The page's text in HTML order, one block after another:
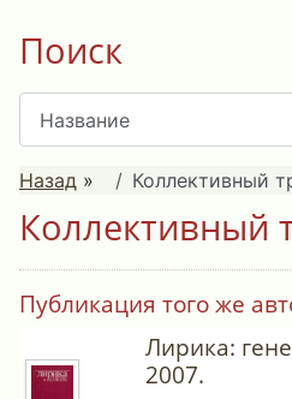
Поиск
Назад » Коллективный
Коллективный
Публикация того же
Лирика:
2007.